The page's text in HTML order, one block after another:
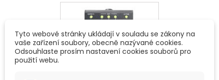
Tyto webové stránky ukládají v souladu se zákony na
vaše zařízení soubory, obecně nazývané cookies.
Odsouhlaste prosím nastavení cookies souborů pro
použití webu.